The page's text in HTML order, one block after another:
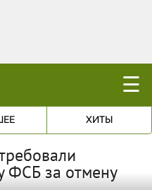
☰
ХИТЫ
ФСБ за отмену